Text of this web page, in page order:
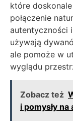
które
połączenie
autentyczności
używają
ale pomoże w
wyglądu
Zobacz też
i pomysły